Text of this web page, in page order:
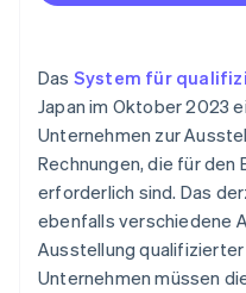
Sie müssen die
die für das System für
erforderlich sind
Das System für
Japan im Oktober 2023
Unternehmen zur
Rechnungen, die für den
erforderlich sind. Das
ebenfalls verschiedene
Ausstellung
Unternehmen müssen